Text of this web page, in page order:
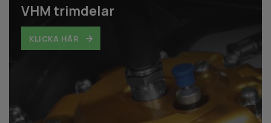
VHM trimdelar
KLICKA HÄR